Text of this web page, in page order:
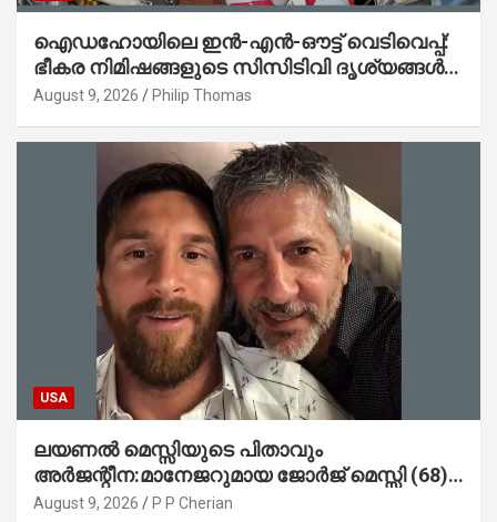
ഐഡഹോയിലെ ഇൻ-എൻ-ഔട്ട് വെടിവെപ്പ്:
ഭീകര നിമിഷങ്ങളുടെ സിസിടിവി ദൃശ്യങ്ങൾ
പുറത്ത്; ആക്രമണത്തിന് പിന്നിലെ കാരണം
August 9, 2026 Philip Thomas
USA
ലയണൽ മെസ്സിയുടെ പിതാവും
അർജന്റീന:മാനേജറുമായ ജോർജ് മെസ്സി (68)
അന്തരിച്ചു
August 9, 2026 P P Cherian